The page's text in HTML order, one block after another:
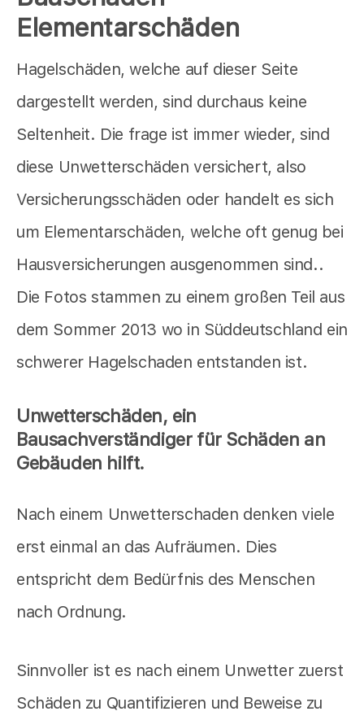
Elementarschäden
Hagelschäden, welche auf dieser Seite
dargestellt werden, sind durchaus keine
Seltenheit. Die frage ist immer wieder, sind
diese Unwetterschäden versichert, also
Versicherungsschäden oder handelt es sich
um Elementarschäden, welche oft genug bei
Hausversicherungen ausgenommen sind..
Die Fotos stammen zu einem großen Teil aus
dem Sommer 2013 wo in Süddeutschland ein
schwerer Hagelschaden entstanden ist.
Unwetterschäden, ein
Bausachverständiger für Schäden an
Gebäuden hilft.
Nach einem Unwetterschaden denken viele
erst einmal an das Aufräumen. Dies
entspricht dem Bedürfnis des Menschen
nach Ordnung.
Sinnvoller ist es nach einem Unwetter zuerst
Schäden zu Quantifizieren und Beweise zu